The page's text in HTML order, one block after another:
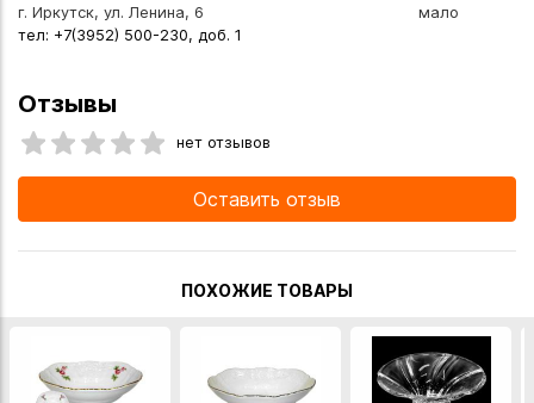
г. Иркутск, ул. Ленина, 6
тел: +7(3952) 500-230, доб. 1
мало
Отзывы
нет отзывов
Оставить отзыв
ПОХОЖИЕ ТОВАРЫ